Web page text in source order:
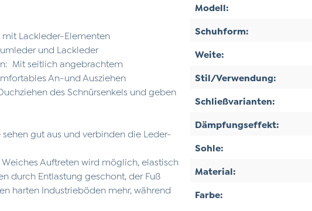
Lackleder-Elementen
und Lackleder
Mit seitlich angebrachtem
An-und Ausziehen
des Schnürsenkels und geben
gut aus und verbinden die Leder-
Auftreten wird möglich, elastisch
durch Entlastung geschont, der Fuß
harten Industrieböden mehr, während
Modell:
Schuhform:
Weite:
Stil/Verwendung:
Schließvarianten:
Dämpfungseffekt:
Sohle:
Material:
Farbe: